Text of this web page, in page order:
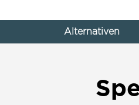
Alternativen